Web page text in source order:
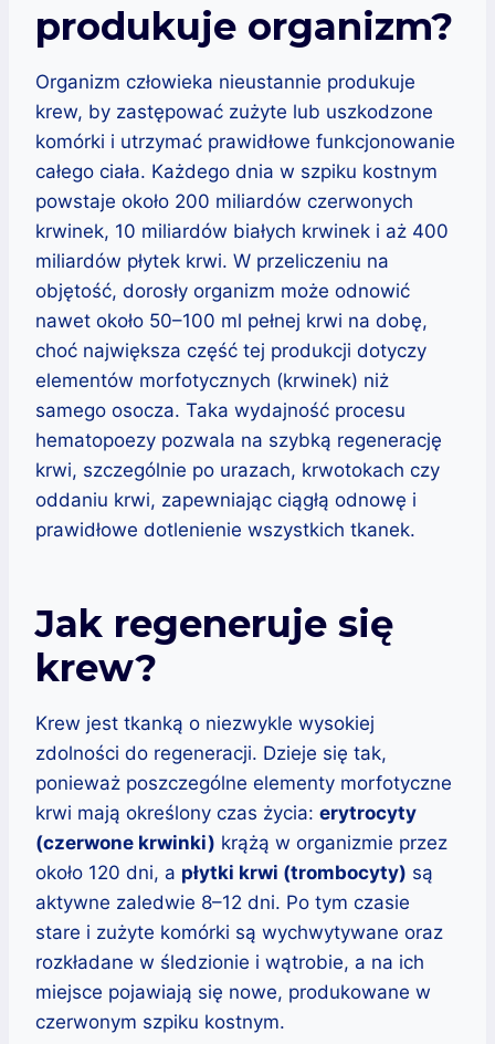
produkuje organizm?
Organizm człowieka nieustannie produkuje
krew, by zastępować zużyte lub uszkodzone
komórki i utrzymać prawidłowe funkcjonowanie
całego ciała. Każdego dnia w szpiku kostnym
powstaje około 200 miliardów czerwonych
krwinek, 10 miliardów białych krwinek i aż 400
miliardów płytek krwi. W przeliczeniu na
objętość, dorosły organizm może odnowić
nawet około 50–100 ml pełnej krwi na dobę,
choć największa część tej produkcji dotyczy
elementów morfotycznych (krwinek) niż
samego osocza. Taka wydajność procesu
hematopoezy pozwala na szybką regenerację
krwi, szczególnie po urazach, krwotokach czy
oddaniu krwi, zapewniając ciągłą odnowę i
prawidłowe dotlenienie wszystkich tkanek.
Jak regeneruje się
krew?
Krew jest tkanką o niezwykle wysokiej
zdolności do regeneracji. Dzieje się tak,
ponieważ poszczególne elementy morfotyczne
krwi mają określony czas życia: erytrocyty
(czerwone krwinki) krążą w organizmie przez
około 120 dni, a płytki krwi (trombocyty) są
aktywne zaledwie 8–12 dni. Po tym czasie
stare i zużyte komórki są wychwytywane oraz
rozkładane w śledzionie i wątrobie, a na ich
miejsce pojawiają się nowe, produkowane w
czerwonym szpiku kostnym.